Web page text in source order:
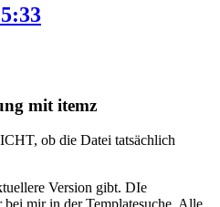
mit itemz
ob die Datei tatsächlich
Version gibt. DIe